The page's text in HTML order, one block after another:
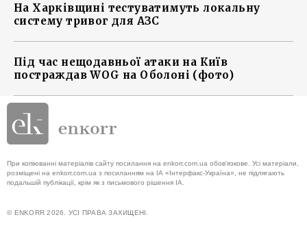
На Харківщині тестуватимуть локальну
систему тривог для АЗС
Під час нещодавньої атаки на Київ
постраждав WOG на Оболоні (фото)
При копіюванні матеріалів сайту посилання на enkorr.com.ua обов'язкове. Усі матеріали,
розміщені на enkorr.com.ua з посиланням на ІА «Інтерфакс-Україна», не підлягають
подальшій публікації, крім як з письмового рішення ІА.
© ENKORR 2026. УСІ ПРАВА ЗАХИЩЕНІ.